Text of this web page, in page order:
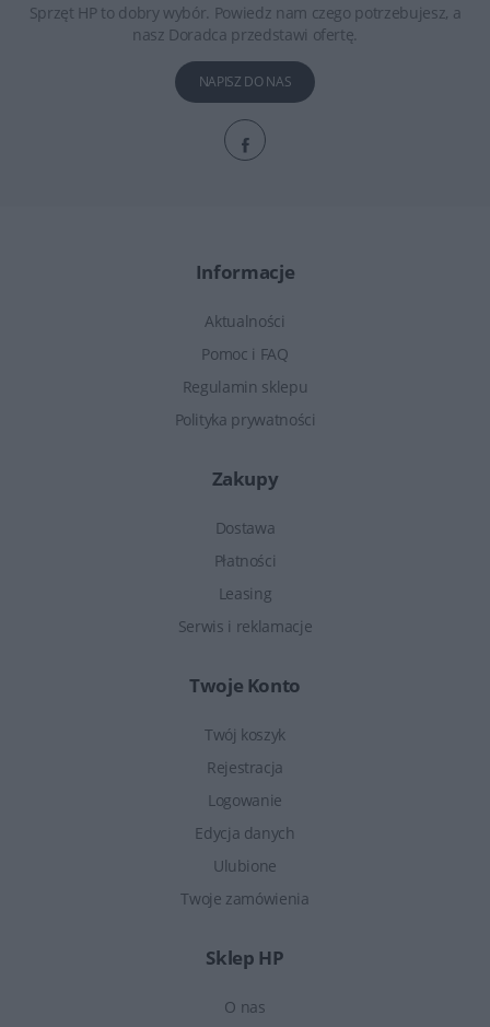
Sprzęt HP to dobry wybór. Powiedz nam czego potrzebujesz, a
nasz Doradca przedstawi ofertę.
NAPISZ DO NAS
Informacje
Aktualności
Pomoc i FAQ
Regulamin sklepu
Polityka prywatności
Zakupy
Dostawa
Płatności
Leasing
Serwis i reklamacje
Twoje Konto
Twój koszyk
Rejestracja
Logowanie
Edycja danych
Ulubione
Twoje zamówienia
Sklep HP
O nas